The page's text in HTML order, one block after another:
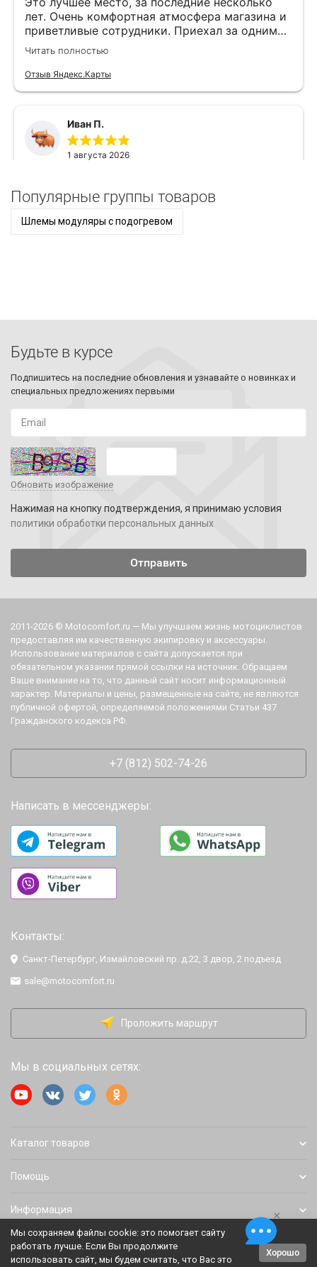
Популярные группы товаров
Шлемы модуляры с подогревом
Будьте в курсе
Подпишитесь на последние обновления и узнавайте о новинках и
специальных предложениях первыми
Обновить изображение
Нажимая на кнопку подтверждения, я принимаю условия
политики обработки персональных данных
2011-2026 © Motocomfort.ru — Мы улучшаем жизнь мотоциклистов
предоставляя им качественную экипировку и аксессуары.
Использование материалов с сайта допускается при
обязательном указании прямой ссылки на источник. Обращаем
Ваше внимание на то, что данный сайт носит информационный
характер. Материалы и цены, размещенные на сайте, не являются
публичной офертой, определяемой положениями Статьи 437
Гражданского кодекса РФ.
+7 (812) 502-74-26
Написать в мессенджеры:
Контакты:
Санкт-Петербург, Измайловский пр. д.22, 3 двор, 2 подъезд
sale@motocomfort.ru
Проложить маршрут
Мы в социальных сетях:
Каталог товаров
Помощь
Информация
Политика персональных данных
Мы сохраняем файлы cookie: это помогает сайту
работать лучше. Если Вы продолжите
использовать сайт, мы будем считать, что Вас это
Хорошо
×